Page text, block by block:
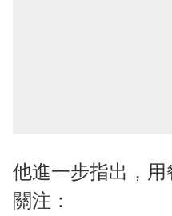
他進一步指出，
關注：